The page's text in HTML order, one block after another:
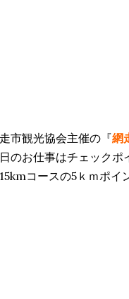
市観光協会主催の『網
のお仕事はチェックポ
コースの5ｋｍポイ